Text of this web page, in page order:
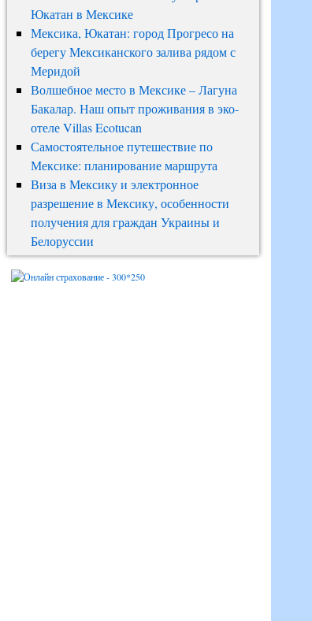
Юкатан в Мексике
Мексика, Юкатан: город Прогресо на
берегу Мексиканского залива рядом с
Меридой
Волшебное место в Мексике – Лагуна
Бакалар. Наш опыт проживания в эко-
отеле Villas Ecotucan
Самостоятельное путешествие по
Мексике: планирование маршрута
Виза в Мексику и электронное
разрешение в Мексику, особенности
получения для граждан Украины и
Белоруссии